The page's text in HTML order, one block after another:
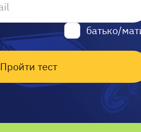
батько/
Пройти тест